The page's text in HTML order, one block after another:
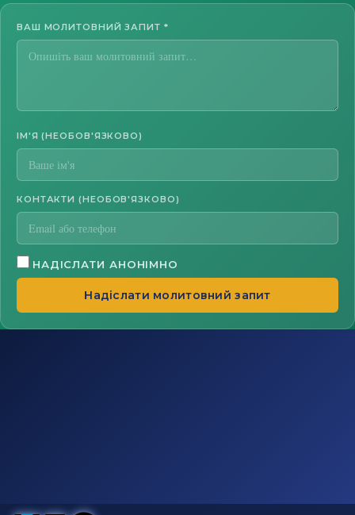
ВАШ МОЛИТОВНИЙ ЗАПИТ *
ІМ'Я (НЕОБОВ'ЯЗКОВО)
КОНТАКТИ (НЕОБОВ'ЯЗКОВО)
НАДІСЛАТИ АНОНІМНО
Надіслати молитовний запит